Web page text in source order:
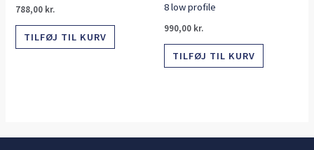
788,00 kr.
TILFØJ TIL KURV
8 low profile
990,00 kr.
TILFØJ TIL KURV